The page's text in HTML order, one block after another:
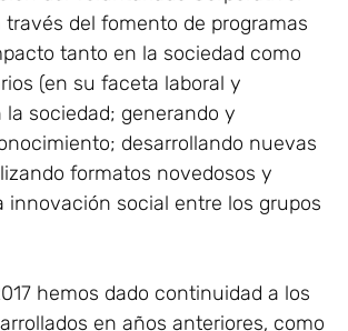
través del fomento de programas
tanto en la sociedad como
(en su faceta laboral y
la sociedad; generando y
desarrollando nuevas
formatos novedosos y
innovación social entre los grupos
hemos dado continuidad a los
en años anteriores, como